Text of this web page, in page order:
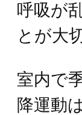
呼吸が
とが大
室内で
降運動